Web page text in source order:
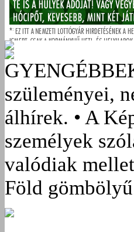
szüleményei,
álhírek. • A
személyek
valódiak
Föld